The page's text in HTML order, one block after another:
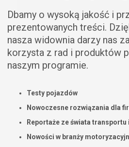
Dbamy o wysoką jakość i
prezentowanych treści.
nasza widownia darzy nas
korzysta z rad i produktów
naszym programie.
Testy pojazdów
Nowoczesne rozwiązania dla
Reportaże ze świata
Nowości w branży